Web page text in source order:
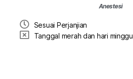
Anestesi
Sesuai Perjanjian
Tanggal merah dan hari minggu